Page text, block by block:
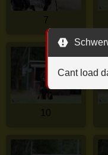
7
10
Cant load